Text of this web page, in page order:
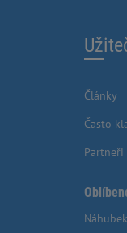
Články
Často
Partneři